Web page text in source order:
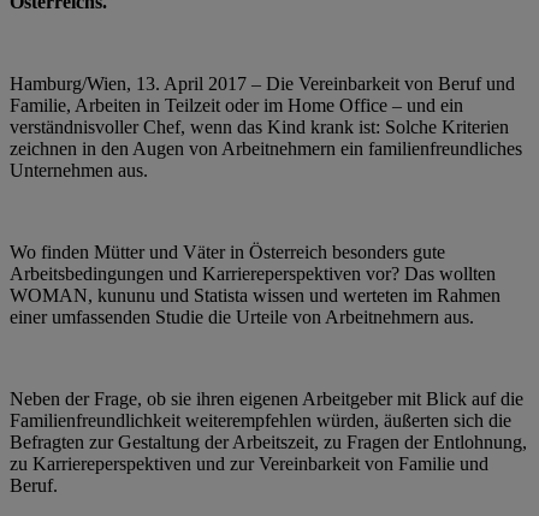
Hamburg/Wien, 13. April 2017 – Die Vereinbarkeit von Beruf und
Familie, Arbeiten in Teilzeit oder im Home Office – und ein
verständnisvoller Chef, wenn das Kind krank ist: Solche Kriterien
zeichnen in den Augen von Arbeitnehmern ein familienfreundliches
Unternehmen aus.
Wo finden Mütter und Väter in Österreich besonders gute
Arbeitsbedingungen und Karriereperspektiven vor? Das wollten
WOMAN, kununu und Statista wissen und werteten im Rahmen
einer umfassenden Studie die Urteile von Arbeitnehmern aus.
Neben der Frage, ob sie ihren eigenen Arbeitgeber mit Blick auf die
Familienfreundlichkeit weiterempfehlen würden, äußerten sich die
Befragten zur Gestaltung der Arbeitszeit, zu Fragen der Entlohnung,
zu Karriereperspektiven und zur Vereinbarkeit von Familie und
Beruf.